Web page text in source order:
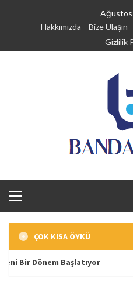
Ağustos
Hakkımızda
Bize Ulaşın
Gizlilik
Menu
ÇOK KISA ÖYKÜ
Başlatıyor